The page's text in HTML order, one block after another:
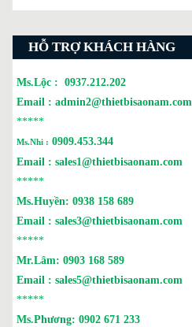
HỖ TRỢ KHÁCH HÀNG
Ms.Lộc : 0937.212.202
Email : admin2@thietbisaonam.com
*****
Ms.Nhi : 0909.453.344
Email : sales1@thietbisaonam.com
*****
Ms.Huyền: 0938 158 689
Email : sales3@thietbisaonam.com
*****
Mr.Lâm: 0903 168 589
Email : sales5@thietbisaonam.com
*****
Ms.Phương: 0902 671 233